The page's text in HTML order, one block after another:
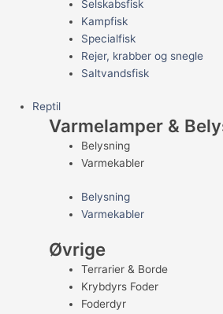
Selskabsfisk
Kampfisk
Specialfisk
Rejer, krabber og snegle
Saltvandsfisk
Reptil
Varmelamper &
Belysning
Varmekabler
Belysning
Varmekabler
Øvrige
Terrarier & Borde
Krybdyrs Foder
Foderdyr